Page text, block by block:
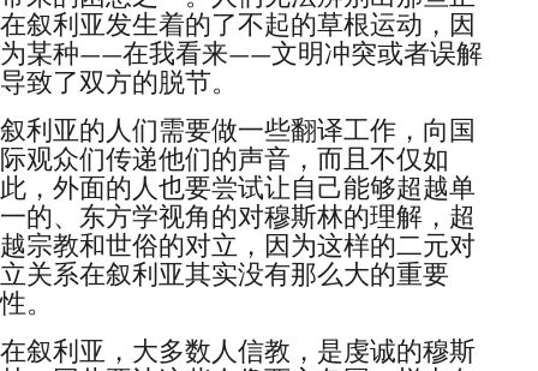
在叙利亚发生着的了不起的草根运动，因
为某种——在我看来——文明冲突或者误解
导致了双方的脱节。
叙利亚的人们需要做一些翻译工作，向国
际观众们传递他们的声音，而且不仅如
此，外面的人也要尝试让自己能够超越单
一的、东方学视角的对穆斯林的理解，超
越宗教和世俗的对立，因为这样的二元对
立关系在叙利亚其实没有那么大的重要
性。
在叙利亚，大多数人信教，是虔诚的穆斯